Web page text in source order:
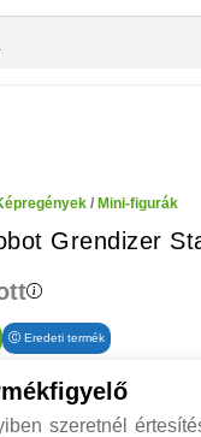
/ Mini-figurák
Grendizer
Eredeti termék
szeretnél